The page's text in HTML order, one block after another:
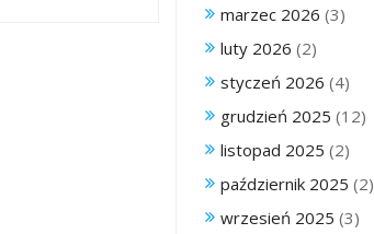
marzec 2026 (3)
luty 2026 (2)
styczeń 2026 (4)
grudzień 2025 (12)
listopad 2025 (2)
październik 2025 (2)
wrzesień 2025 (3)